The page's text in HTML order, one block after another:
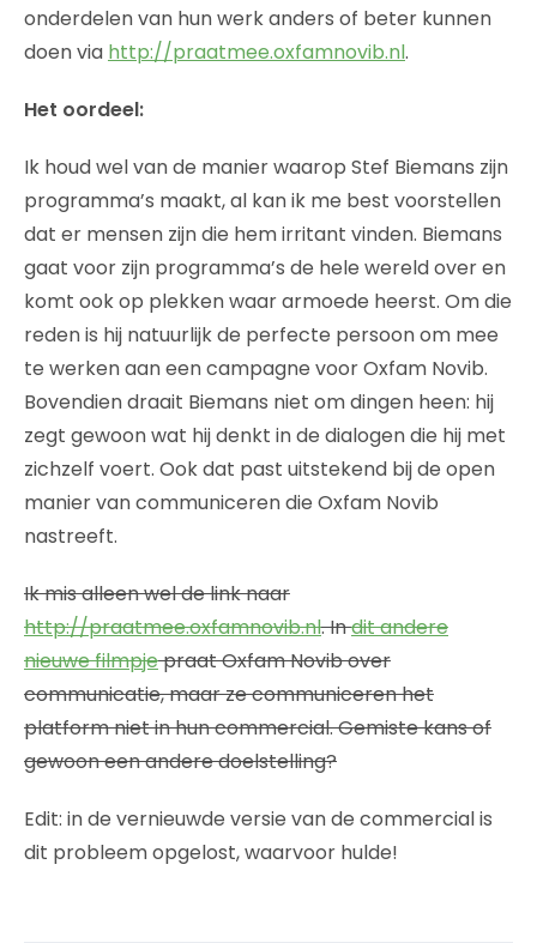
onderdelen van hun werk anders of beter kunnen
doen via http://praatmee.oxfamnovib.nl.
Het oordeel:
Ik houd wel van de manier waarop Stef Biemans zijn
programma’s maakt, al kan ik me best voorstellen
dat er mensen zijn die hem irritant vinden. Biemans
gaat voor zijn programma’s de hele wereld over en
komt ook op plekken waar armoede heerst. Om die
reden is hij natuurlijk de perfecte persoon om mee
te werken aan een campagne voor Oxfam Novib.
Bovendien draait Biemans niet om dingen heen: hij
zegt gewoon wat hij denkt in de dialogen die hij met
zichzelf voert. Ook dat past uitstekend bij de open
manier van communiceren die Oxfam Novib
nastreeft.
Ik mis alleen wel de link naar
http://praatmee.oxfamnovib.nl. Indit andere
nieuwe filmpjepraat Oxfam Novib over
communicatie, maar ze communiceren het
platform niet in hun commercial. Gemiste kans of
gewoon een andere doelstelling?
Edit: in de vernieuwde versie van de commercial is
dit probleem opgelost, waarvoor hulde!